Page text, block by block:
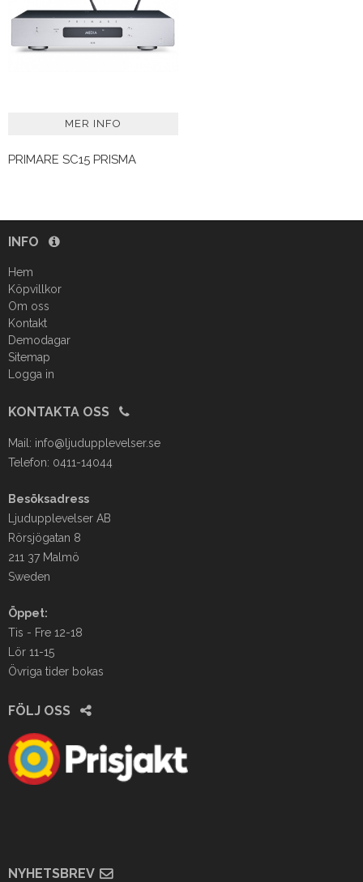
MER INFO
PRIMARE SC15 PRISMA
INFO
Hem
Köpvillkor
Om oss
Kontakt
Demodagar
Sitemap
Logga in
KONTAKTA OSS
Mail: info@ljudupplevelser.se
Telefon: 0411-14044
Besöksadress
Ljudupplevelser AB
Rörsjögatan 8
211 37 Malmö
Sweden
Öppet:
Tis - Fre 12-18
Lör 11-15
Övriga tider bokas
FÖLJ OSS
NYHETSBREV